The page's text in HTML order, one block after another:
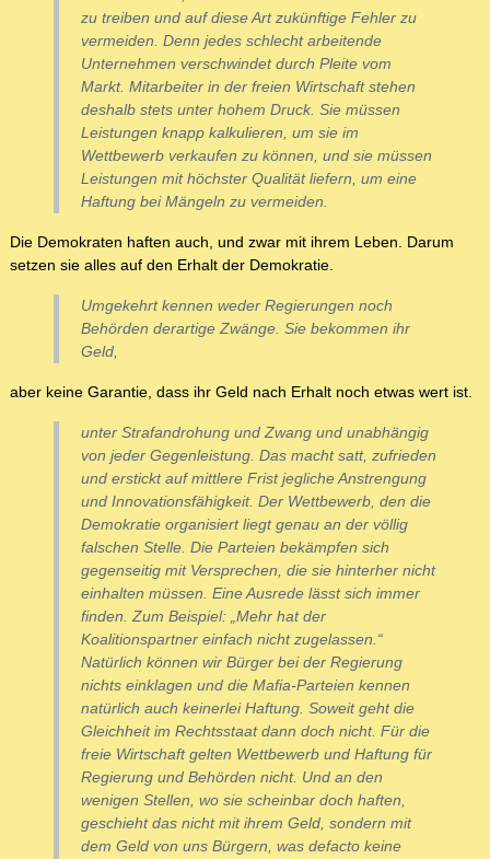
zu treiben und auf diese Art zukünftige Fehler zu
vermeiden. Denn jedes schlecht arbeitende
Unternehmen verschwindet durch Pleite vom
Markt. Mitarbeiter in der freien Wirtschaft stehen
deshalb stets unter hohem Druck. Sie müssen
Leistungen knapp kalkulieren, um sie im
Wettbewerb verkaufen zu können, und sie müssen
Leistungen mit höchster Qualität liefern, um eine
Haftung bei Mängeln zu vermeiden.
Die Demokraten haften auch, und zwar mit ihrem Leben. Darum
setzen sie alles auf den Erhalt der Demokratie.
Umgekehrt kennen weder Regierungen noch
Behörden derartige Zwänge. Sie bekommen ihr
Geld,
aber keine Garantie, dass ihr Geld nach Erhalt noch etwas wert ist.
unter Strafandrohung und Zwang und unabhängig
von jeder Gegenleistung. Das macht satt, zufrieden
und erstickt auf mittlere Frist jegliche Anstrengung
und Innovationsfähigkeit. Der Wettbewerb, den die
Demokratie organisiert liegt genau an der völlig
falschen Stelle. Die Parteien bekämpfen sich
gegenseitig mit Versprechen, die sie hinterher nicht
einhalten müssen. Eine Ausrede lässt sich immer
finden. Zum Beispiel: „Mehr hat der
Koalitionspartner einfach nicht zugelassen.“
Natürlich können wir Bürger bei der Regierung
nichts einklagen und die Mafia-Parteien kennen
natürlich auch keinerlei Haftung. Soweit geht die
Gleichheit im Rechtsstaat dann doch nicht. Für die
freie Wirtschaft gelten Wettbewerb und Haftung für
Regierung und Behörden nicht. Und an den
wenigen Stellen, wo sie scheinbar doch haften,
geschieht das nicht mit ihrem Geld, sondern mit
dem Geld von uns Bürgern, was defacto keine